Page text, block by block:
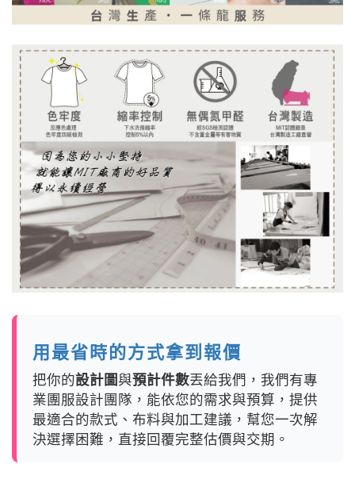
用最省時的方式拿到報價
把你的設計圖與預計件數丟給我們，我們有專
業團服設計團隊，能依您的需求與預算，提供
最適合的款式、布料與加工建議，幫您一次解
決選擇困難，直接回覆完整估價與交期。